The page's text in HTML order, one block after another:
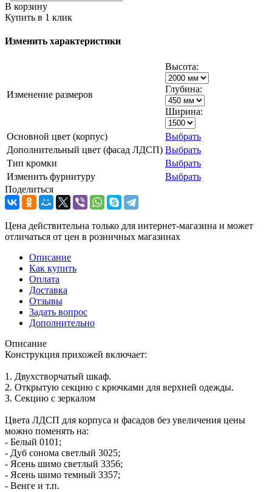
В корзину
Купить в 1 клик
Изменить характеристики
Изменение размеров
Высота:
Глубина:
Ширина:
Основной цвет (корпус)
Выбрать
Дополнительный цвет (фасад ЛДСП) Выбрать
Тип кромки
Выбрать
Изменить фурнитуру
Выбрать
Поделиться
Цена действительна только для интернет-магазина и может
отличаться от цен в розничных магазинах
Описание
Как купить
Оплата
Доставка
Отзывы
Задать вопрос
Дополнительно
Описание
Конструкция прихожей включает:
1. Двухстворчатый шкаф.
2. Открытую секцию с крючками для верхней одежды.
3. Секцию с зеркалом
Цвета ЛДСП для корпуса и фасадов без увеличения цены
можно поменять на:
- Белый 0101;
- Дуб сонома светлый 3025;
- Ясень шимо светлый 3356;
- Ясень шимо темный 3357;
- Венге и т.п.